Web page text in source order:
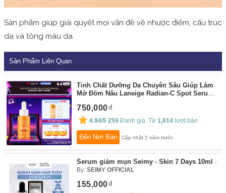
Sản phẩm giúp giải quyết mọi vấn đề về nhược điểm, cấu trúc
da và tông màu da.
Sản Phẩm Liên Quan
Tinh Chất Dưỡng Da Chuyên Sâu Giúp Làm
Mờ Đốm Nâu Laneige Radian-C Spot Serum
750,000
4.94/5 259 Đánh giá. Từ1,614 lượt bán
Đến Nơi Bán Cập nhật 2 năm trước
Serum giảm mụn Seimy - Skin 7 Days 10ml
By:SEIMY OFFICIAL
155,000